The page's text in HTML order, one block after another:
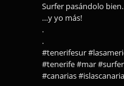
Surfer pasándolo
…y yo más!
.
.
#tenerifesur
#tenerife #mar
#canarias